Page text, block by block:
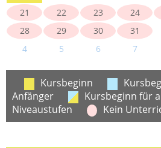
21
22 23 24
28
29 30 31
4
5 6 7
Kursbeginn
Anfänger
Kursbeginn für
Niveaustufen
Kein